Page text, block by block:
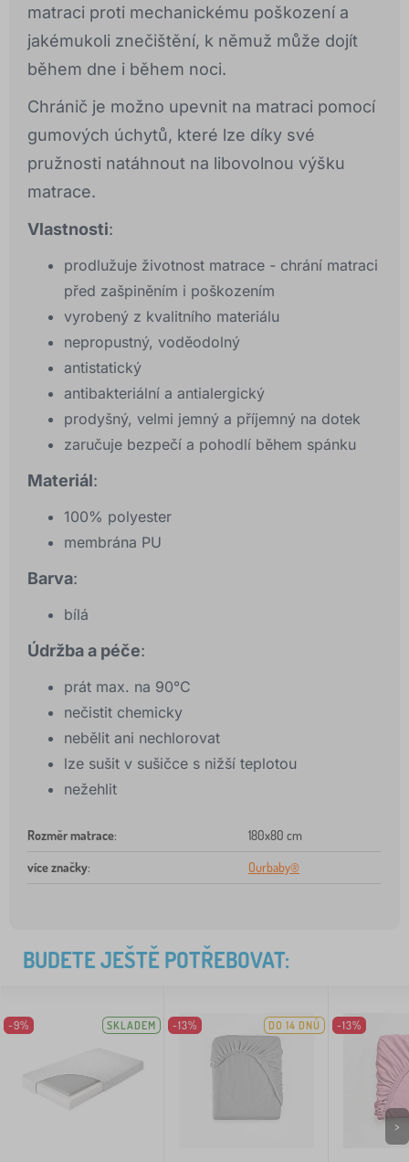
matraci proti mechanickému poškození a
jakémukoli znečištění, k němuž může dojít
během dne i během noci.
Chránič je možno upevnit na matraci pomocí
gumových úchytů, které lze díky své
pružnosti natáhnout na libovolnou výšku
matrace.
Vlastnosti:
prodlužuje životnost matrace - chrání matraci
před zašpiněním i poškozením
vyrobený z kvalitního materiálu
nepropustný, voděodolný
antistatický
antibakteriální a antialergický
prodyšný, velmi jemný a příjemný na dotek
zaručuje bezpečí a pohodlí během spánku
Materiál:
100% polyester
membrána PU
Barva:
bílá
Údržba a péče:
prát max. na 90°C
nečistit chemicky
nebělit ani nechlorovat
lze sušit v sušičce s nižší teplotou
nežehlit
Rozměr matrace: 180x80 cm
více značky: Ourbaby®
BUDETE JEŠTĚ POTŘEBOVAT:
-9% SKLADEM -13% DO 14 DNŮ -13%
>